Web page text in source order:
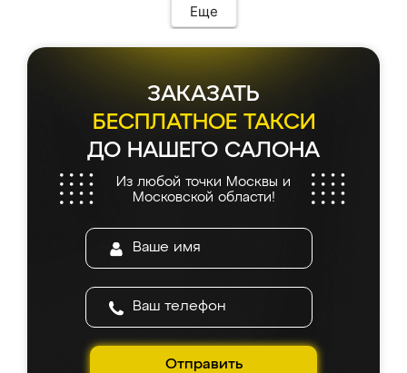
Еще
ЗАКАЗАТЬ
БЕСПЛАТНОЕ ТАКСИ
ДО НАШЕГО САЛОНА
Из любой точки Москвы и
Московской области!
Отправить